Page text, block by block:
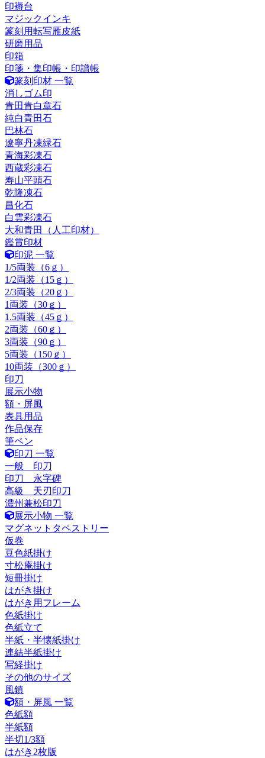
印褥台
マジックインキ
篆刻用転写雁皮紙
研磨用品
印箱
印箋・集印帳・印譜帳
篆刻印材 一覧
消しゴム印
青田青白章石
純白青田石
巴林石
遼寧丹凍緑石
青海彩凍石
西蔵彩凍石
寿山平頭石
乾隆凍石
昌化石
白雲彩凍石
大和青田（人工印材）
鑑賞印材
印泥 一覧
1/5両装（6ｇ）
1/2両装（15ｇ）
2/3両装（20ｇ）
1両装（30ｇ）
1.5両装（45ｇ）
2両装（60ｇ）
3両装（90ｇ）
5両装（150ｇ）
10両装（300ｇ）
印刀
展示小物
額・屏風
表具用品
作品保存
筆ペン
印刀 一覧
一般 印刀
印刀 永字碑
高級 天刃印刀
濃州兼松印刀
展示小物 一覧
マグネットタペストリー
仮巻
豆色紙掛け
寸松庵掛け
短冊掛け
はがき掛け
はがき用フレーム
色紙掛け
色紙立て
半紙・半懐紙掛け
連結半紙掛け
写経掛け
その他のサイズ
風鎮
額・屏風 一覧
色紙額
半紙額
半切1/3額
はがき2枚版